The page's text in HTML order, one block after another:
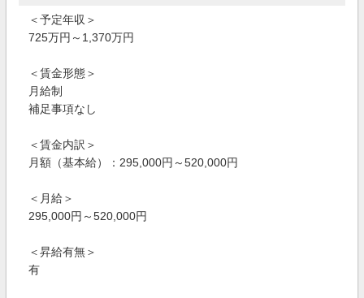
＜予定年収＞
725万円～1,370万円
＜賃金形態＞
月給制
補足事項なし
＜賃金内訳＞
月額（基本給）：295,000円～520,000円
＜月給＞
295,000円～520,000円
＜昇給有無＞
有